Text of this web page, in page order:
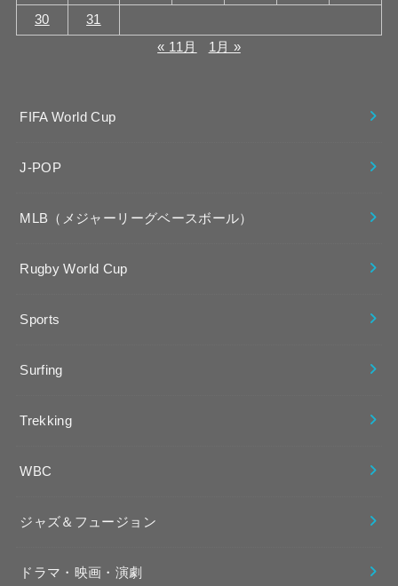
30
31
« 11月
1月 »
FIFA World Cup
J-POP
MLB（メジャーリーグベースボール）
Rugby World Cup
Sports
Surfing
Trekking
WBC
ジャズ＆フュージョン
ドラマ・映画・演劇